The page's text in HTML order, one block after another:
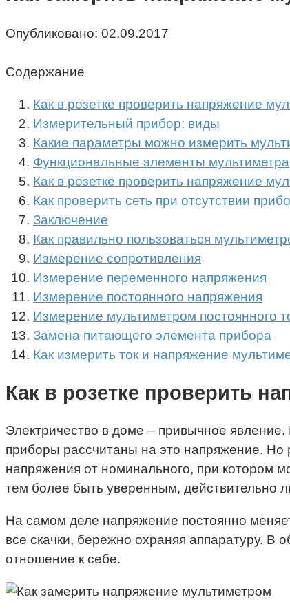
Опубликовано: 02.09.2017
Содержание
Как в розетке проверить напряжение
Измерительный прибор: виды
Какие параметры можно измерить
Функциональные элементы мультиметра
Как в розетке проверить напряжение
Как проверить сеть при отсутствии
Заключение
Как правильно пользоваться
Измерение сопротивления
Измерение переменного напряжения
Измерение постоянного напряжения
Измерение мультиметром постоянного
Замена питающего элемента прибора
Как измерить ток и напряжение
Как в розетке проверить
Электричество в доме – привычное
приборы рассчитаны на это напряжение. Но
напряжения от номинального, при котором
тем более быть уверенным, действительно
На самом деле напряжение постоянно
все скачки, бережно охраняя аппаратуру. В
отношение к себе.